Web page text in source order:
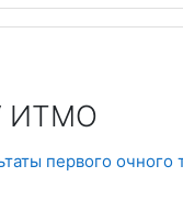
ИТМО
первого